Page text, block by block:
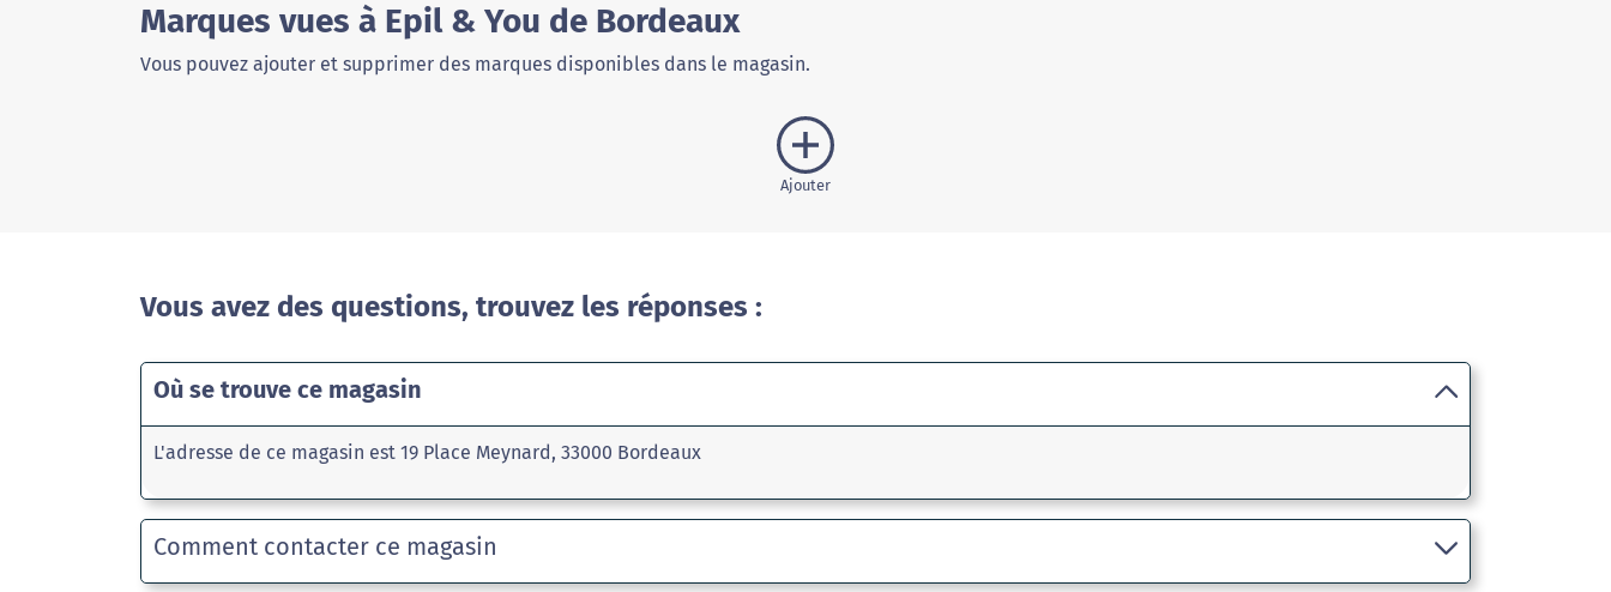
Marques vues à Epil & You de Bordeaux
Vous pouvez ajouter et supprimer des marques disponibles dans le magasin.
Ajouter
Vous avez des questions, trouvez les réponses :
Où se trouve ce magasin
L'adresse de ce magasin est 19 Place Meynard, 33000 Bordeaux
Comment contacter ce magasin